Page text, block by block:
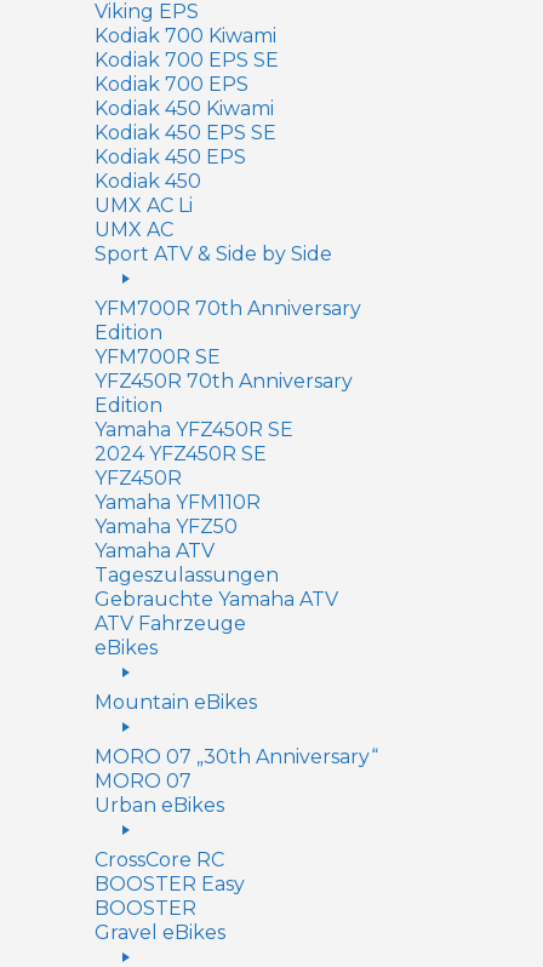
Viking EPS
Kodiak 700 Kiwami
Kodiak 700 EPS SE
Kodiak 700 EPS
Kodiak 450 Kiwami
Kodiak 450 EPS SE
Kodiak 450 EPS
Kodiak 450
UMX AC Li
UMX AC
Sport ATV & Side by Side
YFM700R 70th Anniversary
Edition
YFM700R SE
YFZ450R 70th Anniversary
Edition
Yamaha YFZ450R SE
2024 YFZ450R SE
YFZ450R
Yamaha YFM110R
Yamaha YFZ50
Yamaha ATV
Tageszulassungen
Gebrauchte Yamaha ATV
ATV Fahrzeuge
eBikes
Mountain eBikes
MORO 07 „30th Anniversary“
MORO 07
Urban eBikes
CrossCore RC
BOOSTER Easy
BOOSTER
Gravel eBikes